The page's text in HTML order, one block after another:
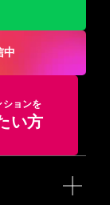
中
ションを
い方